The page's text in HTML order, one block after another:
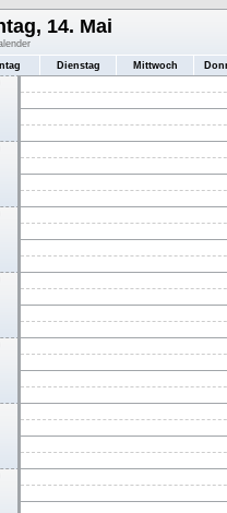
14. Mai
Dienstag Mittwoch